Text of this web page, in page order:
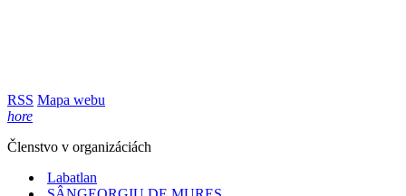
RSS Mapa webu
hore
Členstvo v organizáciách
Labatlan